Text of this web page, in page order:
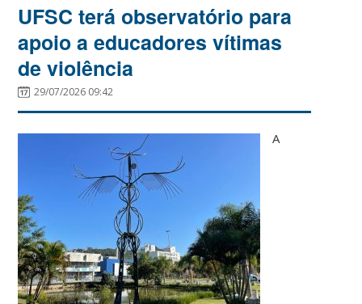
UFSC terá observatório para
apoio a educadores vítimas
de violência
29/07/2026 09:42
A